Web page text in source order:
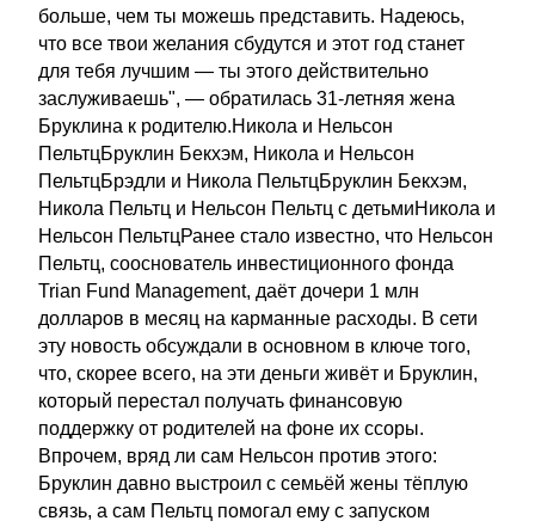
больше, чем ты можешь представить. Надеюсь,
что все твои желания сбудутся и этот год станет
для тебя лучшим — ты этого действительно
заслуживаешь", — обратилась 31-летняя жена
Бруклина к родителю.Никола и Нельсон
ПельтцБруклин Бекхэм, Никола и Нельсон
ПельтцБрэдли и Никола ПельтцБруклин Бекхэм,
Никола Пельтц и Нельсон Пельтц с детьмиНикола и
Нельсон ПельтцРанее стало известно, что Нельсон
Пельтц, сооснователь инвестиционного фонда
Trian Fund Management, даёт дочери 1 млн
долларов в месяц на карманные расходы. В сети
эту новость обсуждали в основном в ключе того,
что, скорее всего, на эти деньги живёт и Бруклин,
который перестал получать финансовую
поддержку от родителей на фоне их ссоры.
Впрочем, вряд ли сам Нельсон против этого:
Бруклин давно выстроил с семьёй жены тёплую
связь, а сам Пельтц помогал ему с запуском